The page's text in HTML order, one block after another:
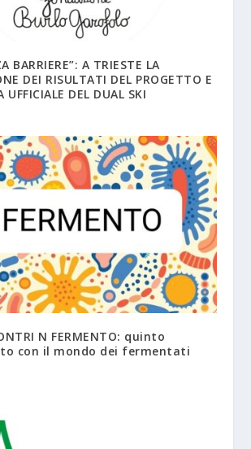
BARRIERE”: A TRIESTE LA
DEI RISULTATI DEL PROGETTO E
UFFICIALE DEL DUAL SKI
N FERMENTO: quinto
con il mondo dei fermentati